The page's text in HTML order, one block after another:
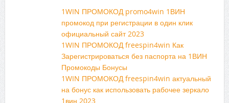
1WIN ПРОМОКОД promo4win 1ВИН
промокод при регистрации в один клик
официальный сайт 2023
1WIN ПРОМОКОД freespin4win Как
Зарегистрироваться без паспорта на 1ВИН
Промокоды Бонусы
1WIN ПРОМОКОД freespin4win актуальный
на бонус как использовать рабочее зеркало
1вин 2023